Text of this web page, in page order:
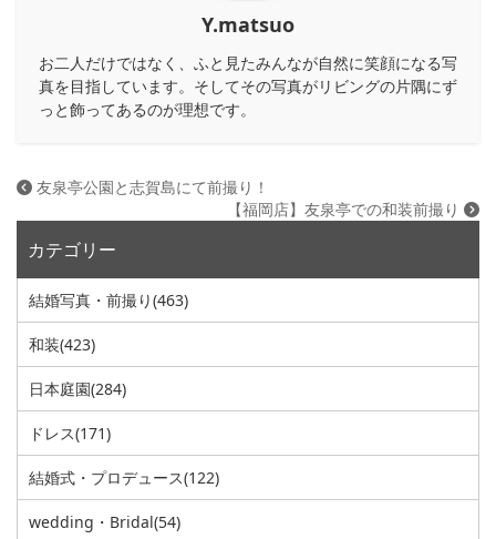
Y.matsuo
お二人だけではなく、ふと見たみんなが自然に笑顔になる写
真を目指しています。そしてその写真がリビングの片隅にず
っと飾ってあるのが理想です。
友泉亭公園と志賀島にて前撮り！
【福岡店】友泉亭での和装前撮り
カテゴリー
結婚写真・前撮り(463)
和装(423)
日本庭園(284)
ドレス(171)
結婚式・プロデュース(122)
wedding・Bridal(54)